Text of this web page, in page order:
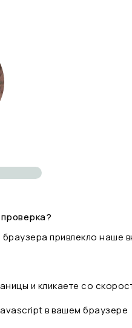
привлекло наше
и кликаете со
в вашем браузере